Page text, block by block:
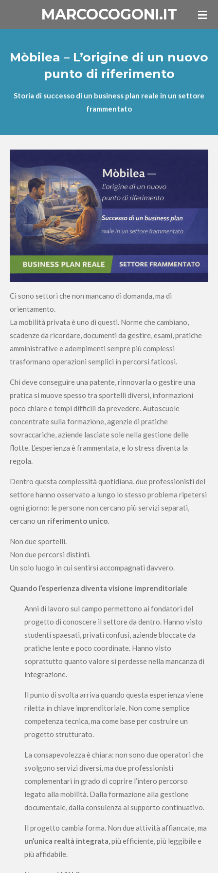
MARCOCOGONI.IT
Mòbilea – L’origine di un nuovo
punto di riferimento
Storia di successo di un business plan reale in un settore
frammentato
Ci sono settori che non mancano di domanda, ma di
orientamento.
La mobilità privata è uno di questi. Norme che cambiano,
scadenze da ricordare, documenti da gestire, esami, pratiche
amministrative e adempimenti sempre più complessi
trasformano operazioni semplici in percorsi faticosi.
Chi deve conseguire una patente, rinnovarla o gestire una
pratica si muove spesso tra sportelli diversi, informazioni
poco chiare e tempi difficili da prevedere. Autoscuole
concentrate sulla formazione, agenzie di pratiche
sovraccariche, aziende lasciate sole nella gestione delle
flotte. L’esperienza è frammentata, e lo stress diventa la
regola.
Dentro questa complessità quotidiana, due professionisti del
settore hanno osservato a lungo lo stesso problema ripetersi
ogni giorno: le persone non cercano più servizi separati,
cercano un riferimento unico.
Non due sportelli.
Non due percorsi distinti.
Un solo luogo in cui sentirsi accompagnati davvero.
Quando l’esperienza diventa visione imprenditoriale
Anni di lavoro sul campo permettono ai fondatori del
progetto di conoscere il settore da dentro. Hanno visto
studenti spaesati, privati confusi, aziende bloccate da
pratiche lente e poco coordinate. Hanno visto
soprattutto quanto valore si perdesse nella mancanza di
integrazione.
Il punto di svolta arriva quando questa esperienza viene
riletta in chiave imprenditoriale. Non come semplice
competenza tecnica, ma come base per costruire un
progetto strutturato.
La consapevolezza è chiara: non sono due operatori che
svolgono servizi diversi, ma due professionisti
complementari in grado di coprire l’intero percorso
legato alla mobilità. Dalla formazione alla gestione
documentale, dalla consulenza al supporto continuativo.
Il progetto cambia forma. Non due attività affiancate, ma
un’unica realtà integrata, più efficiente, più leggibile e
più affidabile.